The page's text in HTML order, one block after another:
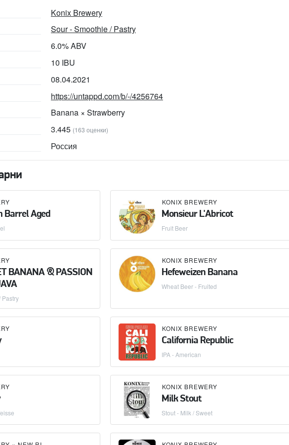
Konix Brewery
Sour - Smoothie / Pastry
6.0% ABV
10 IBU
08.04.2021
https://untappd.com/b/-/4256764
Banana × Strawberry
3.445 (163 оценки)
Россия
Barrel Aged
KONIX BREWERY
Monsieur L'Abricot
Fruit Beer
BANANA & PASSION
Pastry
KONIX BREWERY
Hefeweizen Banana
Wheat Beer - Fruited
KONIX BREWERY
California Republic
IPA - American
KONIX BREWERY
Milk Stout
Stout - Milk / Sweet